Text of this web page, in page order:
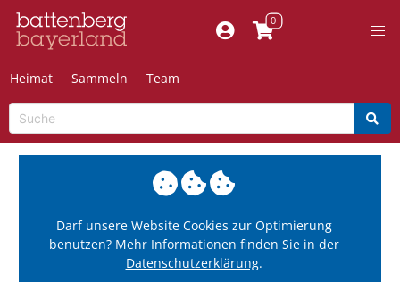
Heimat Sammeln Team
Darf unsere Website Cookies zur Optimierung
benutzen? Mehr Informationen finden Sie in der
Datenschutzerklärung.